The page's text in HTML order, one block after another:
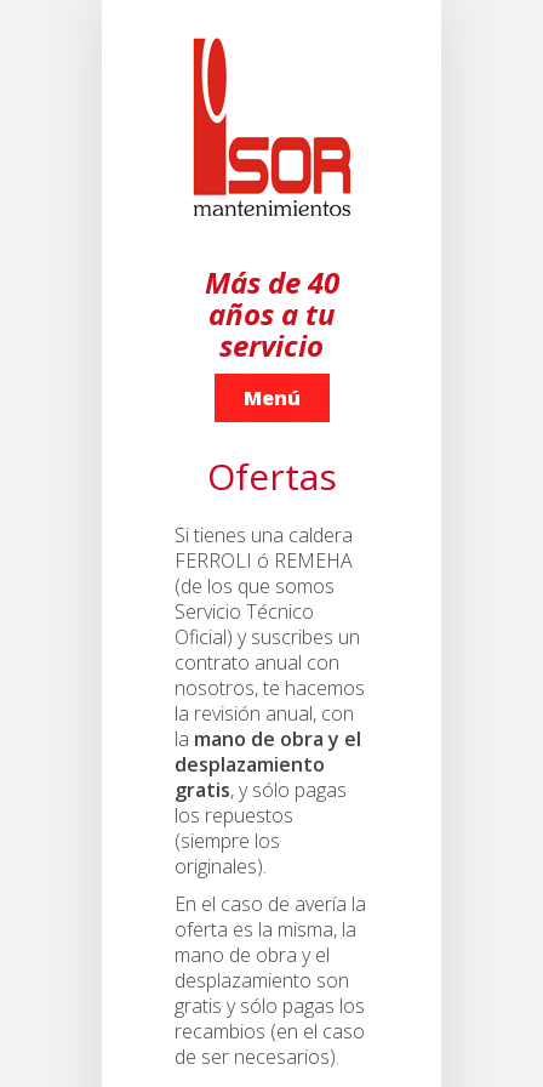
Más de 40
años a tu
servicio
Menú
Ofertas
Si tienes una caldera
FERROLI ó REMEHA
(de los que somos
Servicio Técnico
Oficial) y suscribes un
contrato anual con
nosotros, te hacemos
la revisión anual, con
la mano de obra y el
desplazamiento
gratis, y sólo pagas
los repuestos
(siempre los
originales).
En el caso de avería la
oferta es la misma, la
mano de obra y el
desplazamiento son
gratis y sólo pagas los
recambios (en el caso
de ser necesarios).